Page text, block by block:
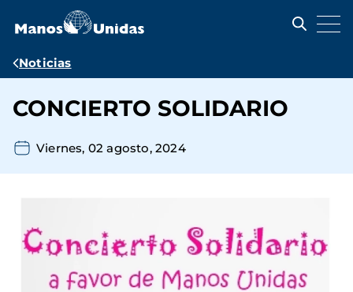
contenido
Ruta
navegación
Noticias
CONCIERTO SOLIDARIO
Viernes, 02 agosto, 2024